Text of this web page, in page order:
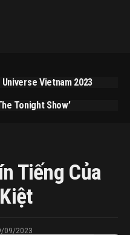
Universe Vietnam 2023
Tonight Show’
Tiếng Của
09/2023